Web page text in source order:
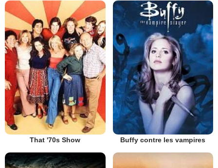
That '70s Show Buffy contre les vampires